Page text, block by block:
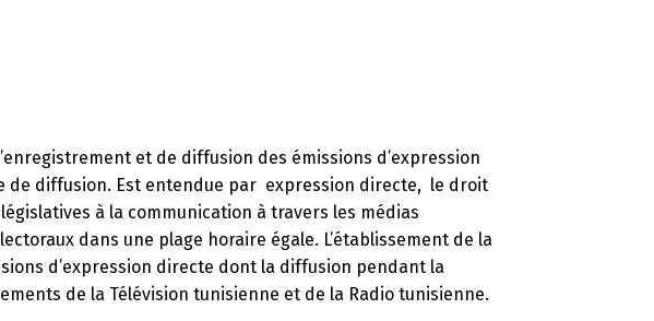
et de diffusion des émissions d’expression
de diffusion. Est entendue par expression directe, le droit
à la communication à travers les médias
dans une plage horaire égale. L’établissement de la
d’expression directe dont la diffusion pendant la
de la Télévision tunisienne et de la Radio tunisienne.